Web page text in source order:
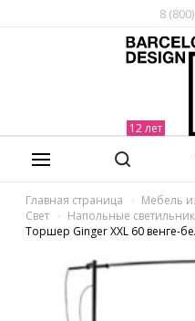
8
Главная страница
Мебель
Свет
Напольные
Торшер Ginger XXL 60 венге-